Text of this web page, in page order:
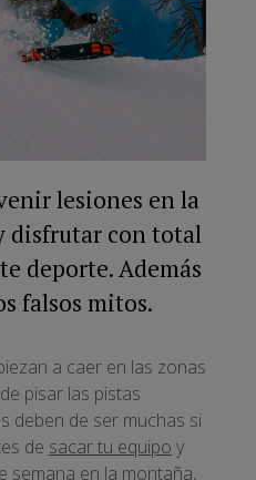
lesiones en la
disfrutar con total
deporte. Además
falsos mitos.
a caer en las zonas
pisar las pistas
deben de ser muchas si
de sacar tu equipo y
semana en la montaña,